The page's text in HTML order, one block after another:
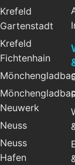
Krefeld
Gartenstadt
Krefeld
Fichtenhain
Neuwerk
Neuss
Neuss
Hafen